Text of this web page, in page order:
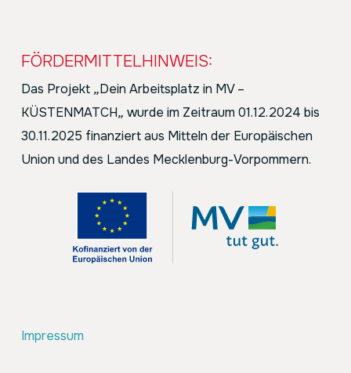
FÖRDERMITTELHINWEIS:
Das Projekt „Dein Arbeitsplatz in MV –
KÜSTENMATCH„ wurde im Zeitraum 01.12.2024 bis
30.11.2025 finanziert aus Mitteln der Europäischen
Union und des Landes Mecklenburg-Vorpommern.
Impressum